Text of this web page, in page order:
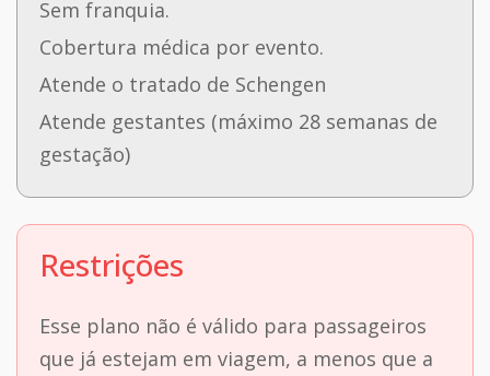
Sem franquia.
Cobertura médica por evento.
Atende o tratado de Schengen
Atende gestantes (máximo 28 semanas de
gestação)
Restrições
Esse plano não é válido para passageiros
que já estejam em viagem, a menos que a